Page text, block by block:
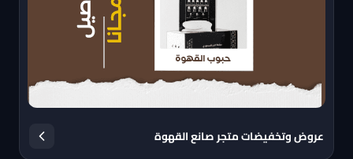
عروض وتخفيضات متجر صانع القهوة